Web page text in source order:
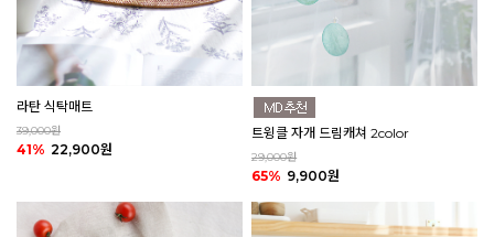
라탄 식탁매트
39,000원
41% 22,900원
트윙클 자개 드림캐쳐 2color
29,000원
65% 9,900원